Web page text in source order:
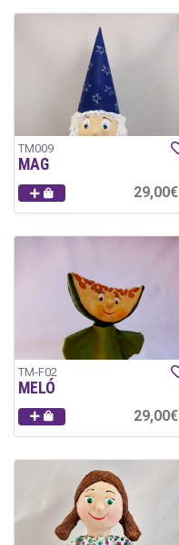
TM009
MAG
29,00€
TM-F02
MELÓ
29,00€